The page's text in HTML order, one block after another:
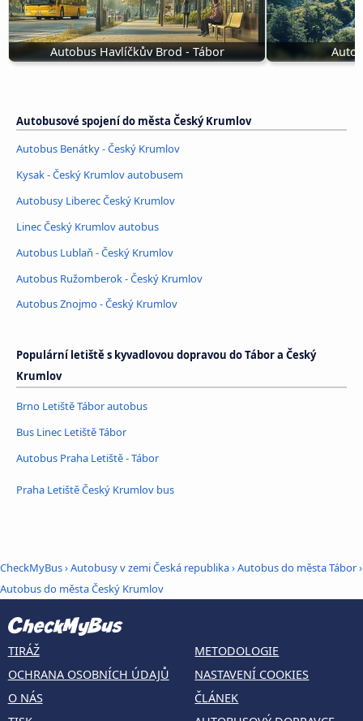
Autobus Havlíčkův Brod - Tábor
Autobusové spojení do města Český Krumlov
Autobus Benátky - Český Krumlov
Kysak - Český Krumlov autobusem
Autobusy Liberec Český Krumlov
Linec Český Krumlov autobus
Autobus Lublaň - Český Krumlov
Autobus Ružomberok - Český Krumlov
Autobus Znojmo - Český Krumlov
Populární letiště s kyvadlovou dopravou do Tábor a Český
Krumlov
Brno Letiště Tábor autobus
Bus Linec Letiště Tábor
Autobus Praha Letiště - Tábor
Praha Letiště Český Krumlov bus
CheckMyBus›Autobusy v zemi Česká republika›Autobus do města Tábor›
Autobus do města Český Krumlov
TIRÁŽ
OCHRANA OSOBNÍCH ÚDAJŮ
O NÁS
METODOLOGIE
NASTAVENÍ COOKIES
ČLÁNEK